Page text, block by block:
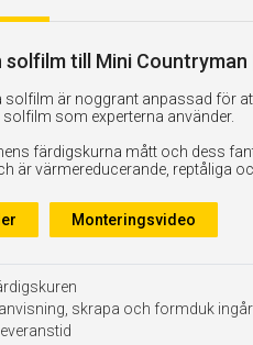
solfilm till Mini Countryman
är noggrant anpassad för
som experterna använder.
färdigskurna mått och dess
är värmereducerande, reptåliga
Monteringsvideo
skrapa och formduk ingår